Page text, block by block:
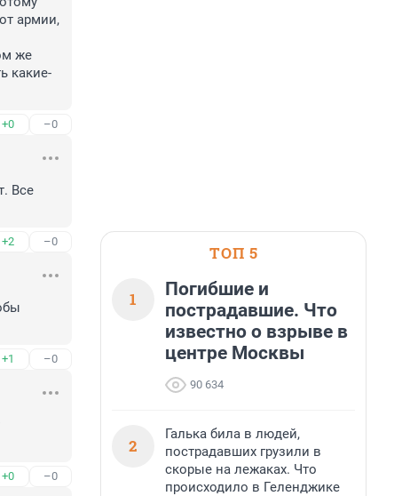
армии,
же
какие-
+0 –0
Все
+2 –0
+1 –0
+0 –0
ТОП 5
1
Погибшие и
пострадавшие. Что
известно о взрыве в
центре Москвы
90 634
2
Галька била в людей,
пострадавших грузили в
скорые на лежаках. Что
происходило в Геленджике